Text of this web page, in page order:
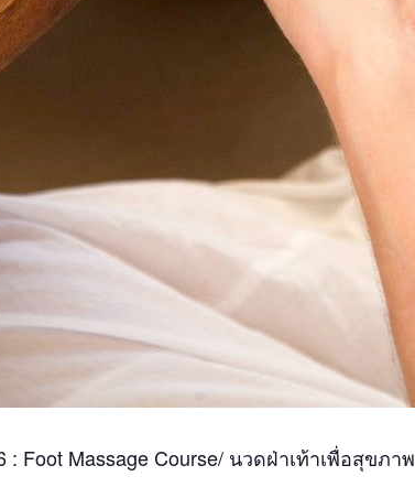
: Foot Massage Course/ นวดฝ่าเท้าเพื่อสุขภาพ